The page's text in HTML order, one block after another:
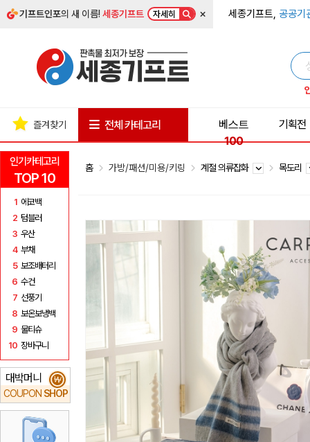
기프트인포의 새 이름!세종기프트 자세히 × 세종기프트, 공공기
인기카테고리
TOP 10
1 에코백
2 텀블러
3 우산
4 부채
5 보조배터리
6 수건
7 선풍기
8 보온보냉백
9 물티슈
10 장바구니
대박머니
COUPON SHOP
₩
즐겨찾기 전체 카테고리
베스트
100
기획전
홈 가방/패션/미용/키링 계절 의류잡화 목도리